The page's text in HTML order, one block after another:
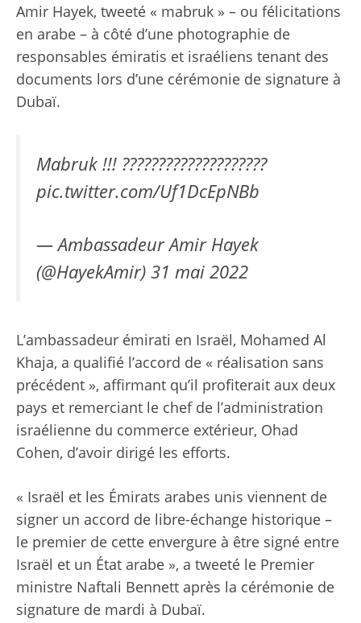
Amir Hayek, tweeté « mabruk » – ou félicitations
en arabe – à côté d’une photographie de
responsables émiratis et israéliens tenant des
documents lors d’une cérémonie de signature à
Dubaï.
Mabruk !!! ????????????????????
pic.twitter.com/Uf1DcEpNBb
— Ambassadeur Amir Hayek
(@HayekAmir) 31 mai 2022
L’ambassadeur émirati en Israël, Mohamed Al
Khaja, a qualifié l’accord de « réalisation sans
précédent », affirmant qu’il profiterait aux deux
pays et remerciant le chef de l’administration
israélienne du commerce extérieur, Ohad
Cohen, d’avoir dirigé les efforts.
« Israël et les Émirats arabes unis viennent de
signer un accord de libre-échange historique –
le premier de cette envergure à être signé entre
Israël et un État arabe », a tweeté le Premier
ministre Naftali Bennett après la cérémonie de
signature de mardi à Dubaï.